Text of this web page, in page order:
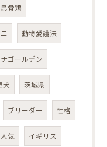
烏骨鶏
動物愛護法
ゴールデン
犬 茨城県
ブリーダー 性格
人気 イギリス